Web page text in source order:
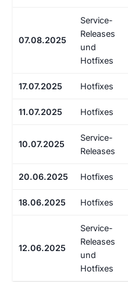
07.08.2025
Service-
Releases
und
Hotfixes
17.07.2025 Hotfixes
11.07.2025 Hotfixes
10.07.2025
Service-
Releases
20.06.2025 Hotfixes
18.06.2025 Hotfixes
12.06.2025
Service-
Releases
und
Hotfixes